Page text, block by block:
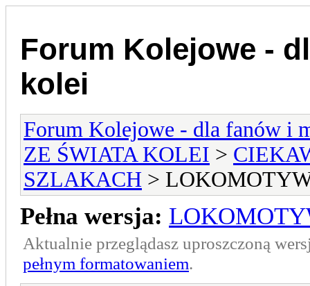
Forum Kolejowe -
kolei
Forum Kolejowe - dla fanów i
ZE ŚWIATA KOLEI >
SZLAKACH >
Pełna wersja:
Aktualnie przeglądasz uproszczoną
pełnym formatowaniem.